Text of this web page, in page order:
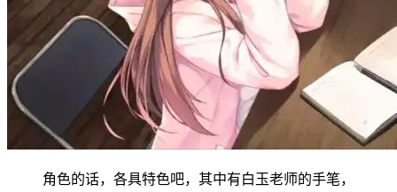
角色的话，各具特色吧，其中有白玉老师的手笔，